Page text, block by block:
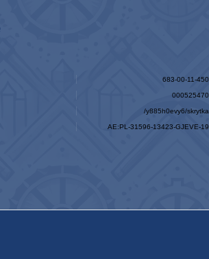
683-00-11-450
000525470
/y885h0evy6/skrytka
AE:PL-31596-13423-GJEVE-19